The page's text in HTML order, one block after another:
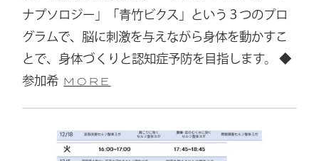
ナプソロジー」「青竹ビクス」という３つのプロ
グラムで、脳に刺激を与えながら身体を動かすこ
とで、身体づくりと認知症予防を目指します。 ◆
参加希 MORE